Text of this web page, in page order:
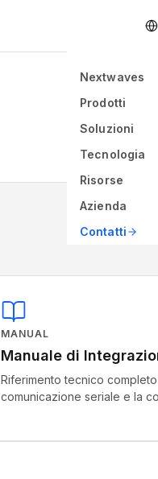
Nextwaves
Prodotti
Soluzioni
Tecnologia
Risorse
Azienda
Contatti
MANUAL
Manuale di
Riferimento tecnico
comunicazione seriale e la